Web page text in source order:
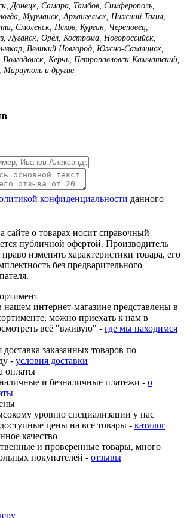
Донецк, Самара, Тамбов, Симферополь,
Мурманск, Архангельск, Нижний Тагил,
Смоленск, Псков, Курган, Череповец,
Луганск, Орёл, Кострома, Новороссийск,
Великий Новгород, Южно-Сахалинск,
Волгодонск, Керчь, Петропавловск-Камчатский,
и другие.
конфиденциальности данного
сайте о товарах носит справочный
публичной офертой. Производитель
право изменять характеристики товара, его
без предварительного
нашем интернет-магазине представлены в
можно приехать к нам в
всё "вживую" - где мы находимся
заказанных товаров по
- условия доставки
оплаты
и безналичные платежи - о
уровню специализации у нас
цены на все товары - каталог
качество
и проверенные товары, много
покупателей - отзывы